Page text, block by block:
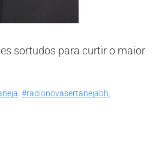
sortudos para curtir o maior
#radionovasertanejabh